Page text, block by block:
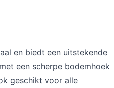
en biedt een uitstekende
een scherpe bodemhoek
geschikt voor alle